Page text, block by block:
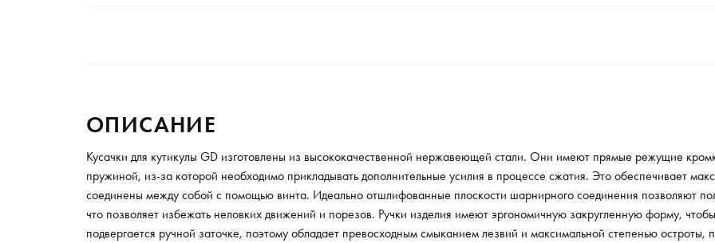
до
ОПИСАНИЕ
Кусачки для кутикулы GD изготовлены из высококачественной нержавеющей стали. Они имеют прямые режущие
пружиной, из-за которой необходимо прикладывать дополнительные усилия в процессе сжатия. Это обеспечивает
соединены между собой с помощью винта. Идеально отшлифованные плоскости шарнирного соединения позволяют
что позволяет избежать неловких движений и порезов. Ручки изделия имеют эргономичную закругленную форму,
подвергается ручной заточке, поэтому обладает превосходным смыканием лезвий и максимальной степенью остроты,